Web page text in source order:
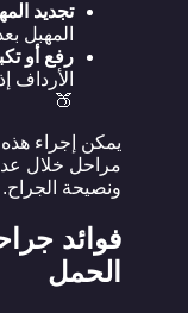
تجديد
المهبل
رفع أو
الأرداف
🍑
يمكن إجراء
مراحل خلال
ونصيحة
فوائد
الحمل